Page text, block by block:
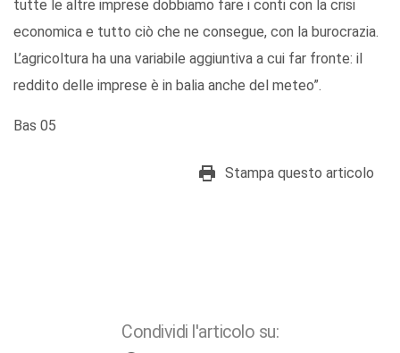
tutte le altre imprese dobbiamo fare i conti con la crisi
economica e tutto ciò che ne consegue, con la burocrazia.
L’agricoltura ha una variabile aggiuntiva a cui far fronte: il
reddito delle imprese è in balia anche del meteo”.
Bas 05
Stampa questo articolo
Condividi l'articolo su: